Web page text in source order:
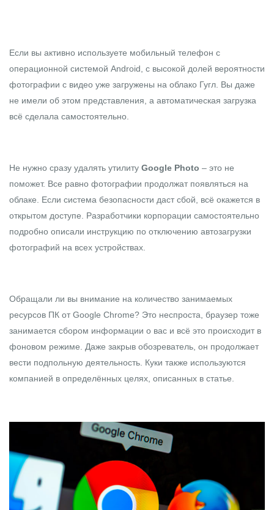
Если вы активно используете мобильный телефон с
операционной системой Android, с высокой долей вероятности
фотографии с видео уже загружены на облако Гугл. Вы даже
не имели об этом представления, а автоматическая загрузка
всё сделала самостоятельно.
Не нужно сразу удалять утилиту Google Photo – это не
поможет. Все равно фотографии продолжат появляться на
облаке. Если система безопасности даст сбой, всё окажется в
открытом доступе. Разработчики корпорации самостоятельно
подробно описали инструкцию по отключению автозагрузки
фотографий на всех устройствах.
Обращали ли вы внимание на количество занимаемых
ресурсов ПК от Google Chrome? Это неспроста, браузер тоже
занимается сбором информации о вас и всё это происходит в
фоновом режиме. Даже закрыв обозреватель, он продолжает
вести подпольную деятельность. Куки также используются
компанией в определённых целях, описанных в статье